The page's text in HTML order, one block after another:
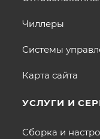
Чиллеры
Системы
Карта сайта
УСЛУГИ И
Сборка и